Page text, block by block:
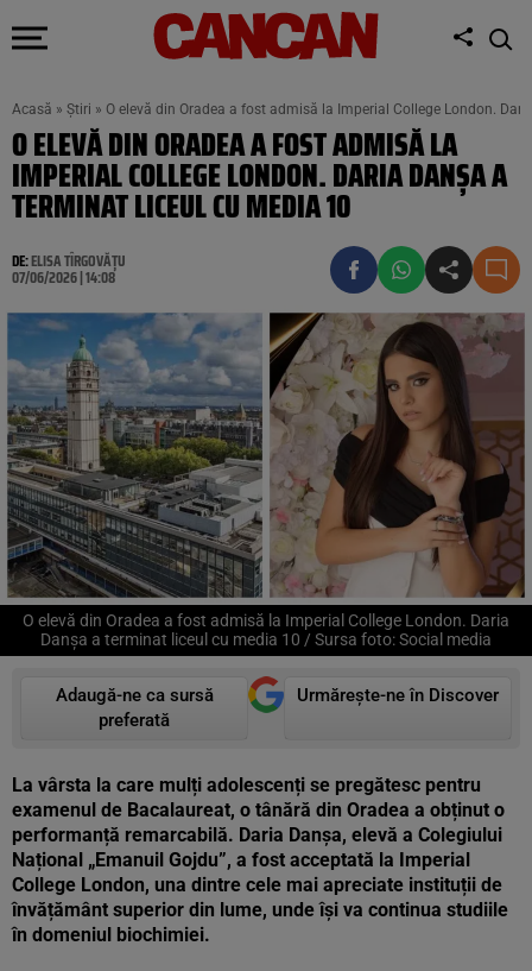
Acasă » Știri » O elevă din Oradea a fost admisă la Imperial College London.
O ELEVĂ DIN ORADEA A FOST ADMISĂ LA
IMPERIAL COLLEGE LONDON. DARIA DANȘA A
TERMINAT LICEUL CU MEDIA 10
DE:ELISA TÎRGOVĂȚU
07/06/2026 | 14:08
O elevă din Oradea a fost admisă la Imperial College London. Daria
Danșa a terminat liceul cu media 10 / Sursa foto: Social media
Adaugă-ne ca sursă
preferată
Urmărește-ne în Discover
La vârsta la care mulți adolescenți se pregătesc pentru
examenul de Bacalaureat, o tânără din Oradea a obținut o
performanță remarcabilă. Daria Danșa, elevă a Colegiului
Național „Emanuil Gojdu”, a fost acceptată la Imperial
College London, una dintre cele mai apreciate instituții de
învățământ superior din lume, unde își va continua studiile
în domeniul biochimiei.